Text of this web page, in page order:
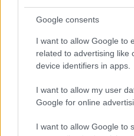
Google consents
I want to allow Google to
related to advertising like
device identifiers in apps.
I want to allow my user
Google for online
I want to allow Google to
Meglepően
meg A Gyűrűk
Embracer Group
2023 június 28. 08:27